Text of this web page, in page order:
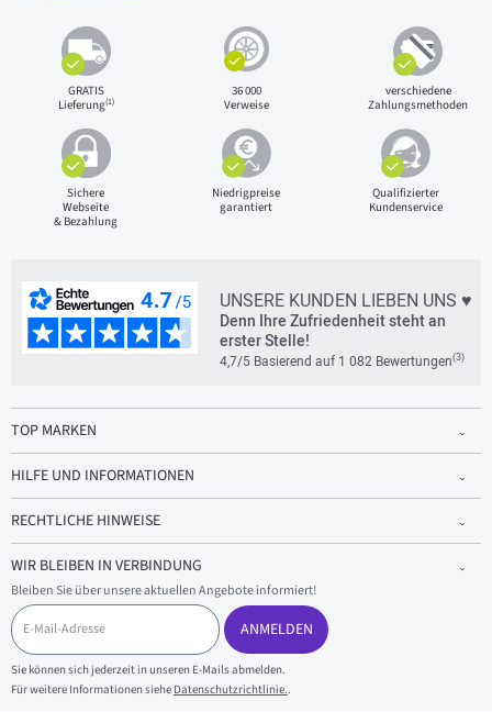
GRATIS
Lieferung(1)
36 000
Verweise
verschiedene
Zahlungsmethoden
Sichere
Webseite
& Bezahlung
Niedrigpreise
garantiert
Qualifizierter
Kundenservice
UNSERE KUNDEN LIEBEN UNS ♥
Denn Ihre Zufriedenheit steht an
erster Stelle!
4,7/5 Basierend auf 1 082 Bewertungen(3)
TOP MARKEN
HILFE UND INFORMATIONEN
RECHTLICHE HINWEISE
WIR BLEIBEN IN VERBINDUNG
Bleiben Sie über unsere aktuellen Angebote informiert!
E
-
M
a
i
l
ANMELDEN
Sie können sich jederzeit in unseren E-Mails abmelden.
Für weitere Informationen siehe Datenschutzrichtlinie..